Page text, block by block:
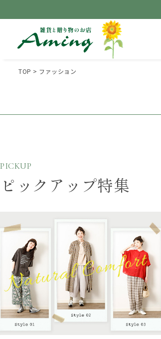
TOP ファッション
PICKUP
ピックアップ特集